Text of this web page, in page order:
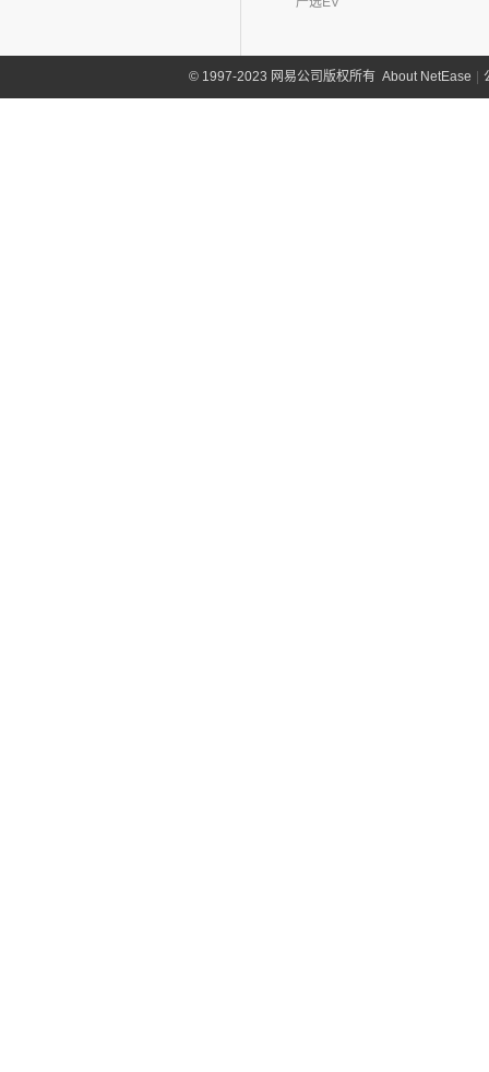
©1997-2023 网易公司版权所有 About NetEase